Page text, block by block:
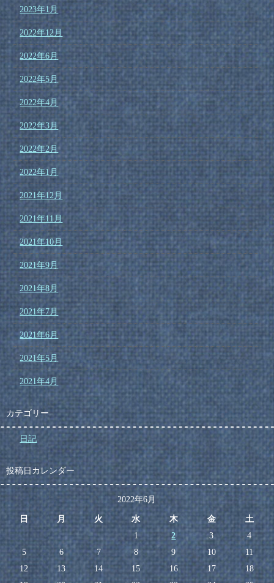
2023年1月
2022年12月
2022年6月
2022年5月
2022年4月
2022年3月
2022年2月
2022年1月
2021年12月
2021年11月
2021年10月
2021年9月
2021年8月
2021年7月
2021年6月
2021年5月
2021年4月
カテゴリー
日記
投稿日カレンダー
2022年6月
日 月 火 水 木 金
土
1
2 3
4
5
6 7 8 9 10
11
12
13 14 15 16 17
18